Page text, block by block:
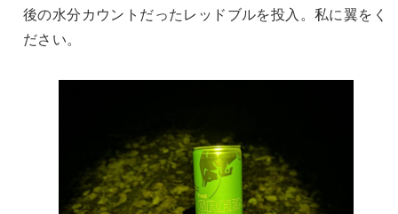
後の水分カウントだったレッドブルを投入。私に翼をく
ださい。